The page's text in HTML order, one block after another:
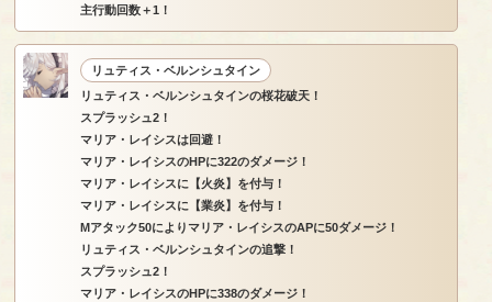
主行動回数＋1！
リュティス・ベルンシュタイン
リュティス・ベルンシュタインの桜花破天！
スプラッシュ2！
マリア・レイシスは回避！
マリア・レイシスのHPに322のダメージ！
マリア・レイシスに【火炎】を付与！
マリア・レイシスに【業炎】を付与！
Mアタック50によりマリア・レイシスのAPに50ダメージ！
リュティス・ベルンシュタインの追撃！
スプラッシュ2！
マリア・レイシスのHPに338のダメージ！